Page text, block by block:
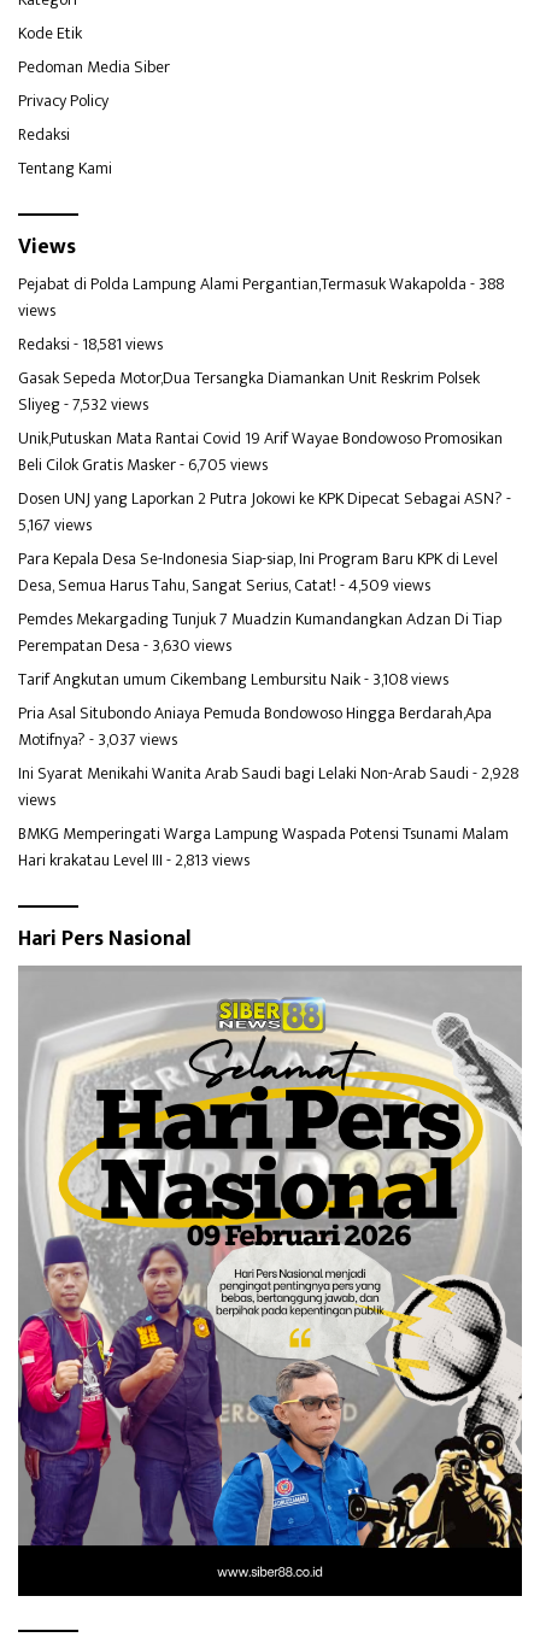
Kode Etik
Pedoman Media Siber
Privacy Policy
Redaksi
Tentang Kami
Views
Pejabat di Polda Lampung Alami Pergantian,Termasuk Wakapolda- 388
views
Redaksi- 18,581 views
Gasak Sepeda Motor,Dua Tersangka Diamankan Unit Reskrim Polsek
Sliyeg- 7,532 views
Unik,Putuskan Mata Rantai Covid 19 Arif Wayae Bondowoso Promosikan
Beli Cilok Gratis Masker- 6,705 views
Dosen UNJ yang Laporkan 2 Putra Jokowi ke KPK Dipecat Sebagai ASN?-
5,167 views
Para Kepala Desa Se-Indonesia Siap-siap, Ini Program Baru KPK di Level
Desa, Semua Harus Tahu, Sangat Serius, Catat!- 4,509 views
Pemdes Mekargading Tunjuk 7 Muadzin Kumandangkan Adzan Di Tiap
Perempatan Desa- 3,630 views
Tarif Angkutan umum Cikembang Lembursitu Naik- 3,108 views
Pria Asal Situbondo Aniaya Pemuda Bondowoso Hingga Berdarah,Apa
Motifnya?- 3,037 views
Ini Syarat Menikahi Wanita Arab Saudi bagi Lelaki Non-Arab Saudi- 2,928
views
BMKG Memperingati Warga Lampung Waspada Potensi Tsunami Malam
Hari krakatau Level III- 2,813 views
Hari Pers Nasional